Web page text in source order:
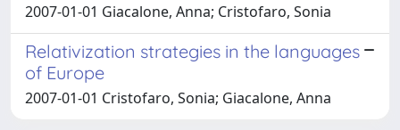
2007-01-01 Giacalone, Anna; Cristofaro, Sonia
Relativization strategies in the languages
of Europe
2007-01-01 Cristofaro, Sonia; Giacalone, Anna